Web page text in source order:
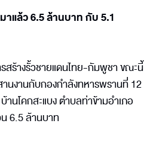
าแล้ว 6.5 ล้านบาท กับ 5.1
ร้างรั้วชายแดนไทย-กัมพูชา ขณะนี้
งานกับกองกำลังทหารพรานที่ 12
นโคกสะแบง ตำบลท่าข้ามอำเภอ
6.5 ล้านบาท